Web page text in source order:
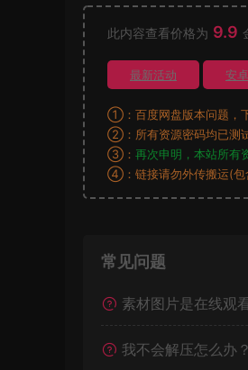
此内容查看价格为 9.9
最新活动 安
①：百度网盘版本问题，
②：所有资源密码均已测
③： 再次申明，本站所有
④：链接请勿外传搬运(包
常见问题
素材图片是在线观
我不会解压怎么办？